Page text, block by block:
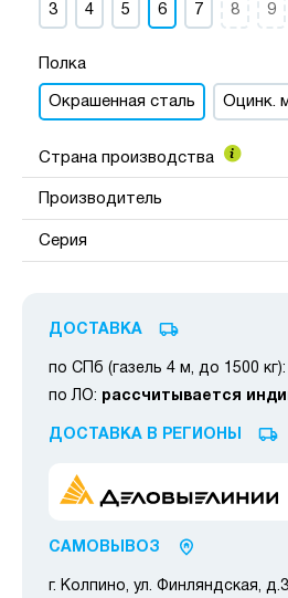
3 4 5 6 7 8 9
Полка
Окрашенная сталь Оцинк.
Страна производства
Производитель
Серия
ДОСТАВКА
по СПб (газель 4 м, до 1500 кг):
по ЛО: рассчитывается
ДОСТАВКА В РЕГИОНЫ
САМОВЫВОЗ
г. Колпино, ул. Финляндская,